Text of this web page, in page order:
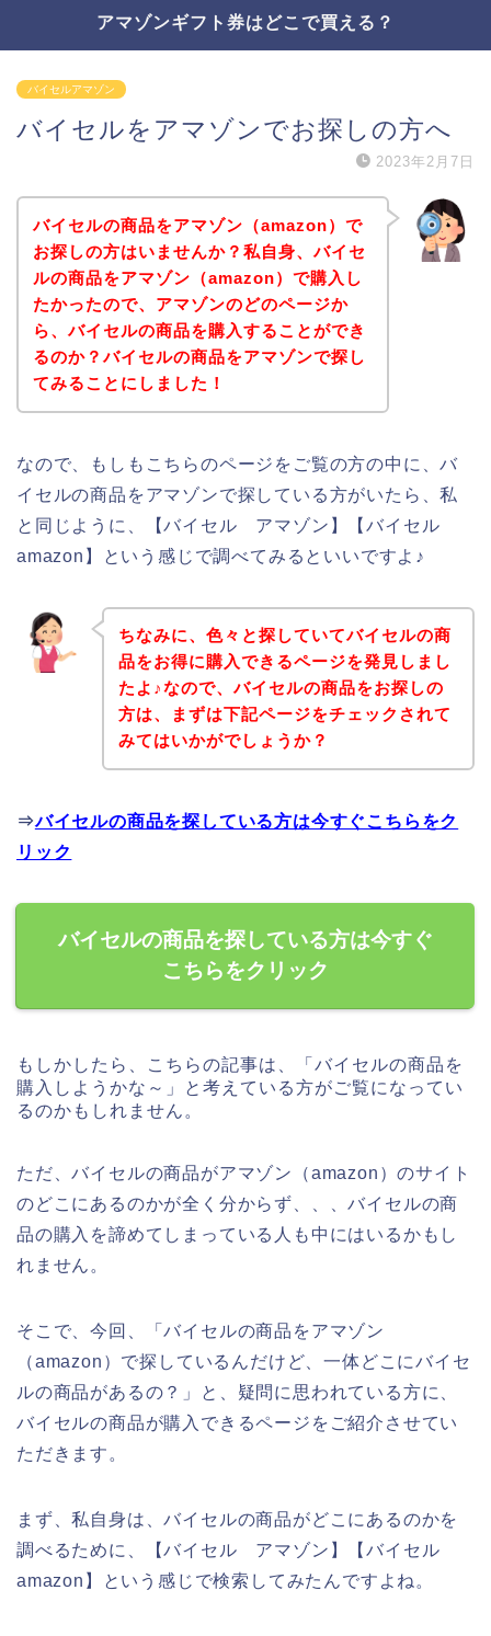
アマゾンギフト券はどこで買える？
バイセルアマゾン
バイセルをアマゾンでお探しの方へ
2023年2月7日
バイセルの商品をアマゾン（amazon）で
お探しの方はいませんか？私自身、バイセ
ルの商品をアマゾン（amazon）で購入し
たかったので、アマゾンのどのページか
ら、バイセルの商品を購入することができ
るのか？バイセルの商品をアマゾンで探し
てみることにしました！
なので、もしもこちらのページをご覧の方の中に、バ
イセルの商品をアマゾンで探している方がいたら、私
と同じように、【バイセル アマゾン】【バイセル
amazon】という感じで調べてみるといいですよ♪
ちなみに、色々と探していてバイセルの商
品をお得に購入できるページを発見しまし
たよ♪なので、バイセルの商品をお探しの
方は、まずは下記ページをチェックされて
みてはいかがでしょうか？
⇒バイセルの商品を探している方は今すぐこちらをク
リック
バイセルの商品を探している方は今すぐ
こちらをクリック
もしかしたら、こちらの記事は、「バイセルの商品を
購入しようかな～」と考えている方がご覧になってい
るのかもしれません。
ただ、バイセルの商品がアマゾン（amazon）のサイト
のどこにあるのかが全く分からず、、、バイセルの商
品の購入を諦めてしまっている人も中にはいるかもし
れません。
そこで、今回、「バイセルの商品をアマゾン
（amazon）で探しているんだけど、一体どこにバイセ
ルの商品があるの？」と、疑問に思われている方に、
バイセルの商品が購入できるページをご紹介させてい
ただきます。
まず、私自身は、バイセルの商品がどこにあるのかを
調べるために、【バイセル アマゾン】【バイセル
amazon】という感じで検索してみたんですよね。